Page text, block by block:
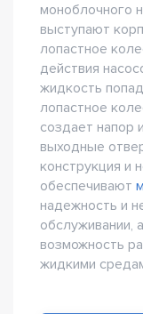
моноблочного
выступают
лопастное
действия
жидкость
лопастное
создает напор
выходные
конструкция и
обеспечивают
надежность и
обслуживании,
возможность
жидкими